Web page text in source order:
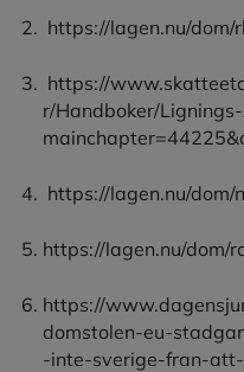
https://lagen.nu/dom/
https://
r/Handboker/
https://lagen.nu/
https://lagen.nu/dom/
https://
domstolen-eu-
-inte-sverige-fran-